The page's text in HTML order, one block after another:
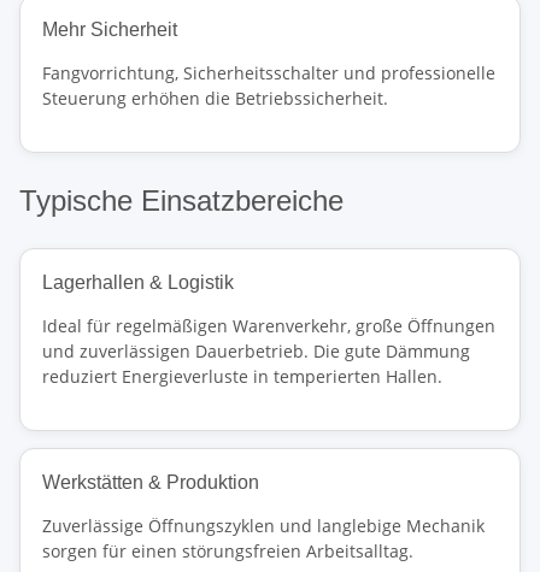
Mehr Sicherheit
Fangvorrichtung, Sicherheitsschalter und professionelle
Steuerung erhöhen die Betriebssicherheit.
Typische Einsatzbereiche
Lagerhallen & Logistik
Ideal für regelmäßigen Warenverkehr, große Öffnungen
und zuverlässigen Dauerbetrieb. Die gute Dämmung
reduziert Energieverluste in temperierten Hallen.
Werkstätten & Produktion
Zuverlässige Öffnungszyklen und langlebige Mechanik
sorgen für einen störungsfreien Arbeitsalltag.